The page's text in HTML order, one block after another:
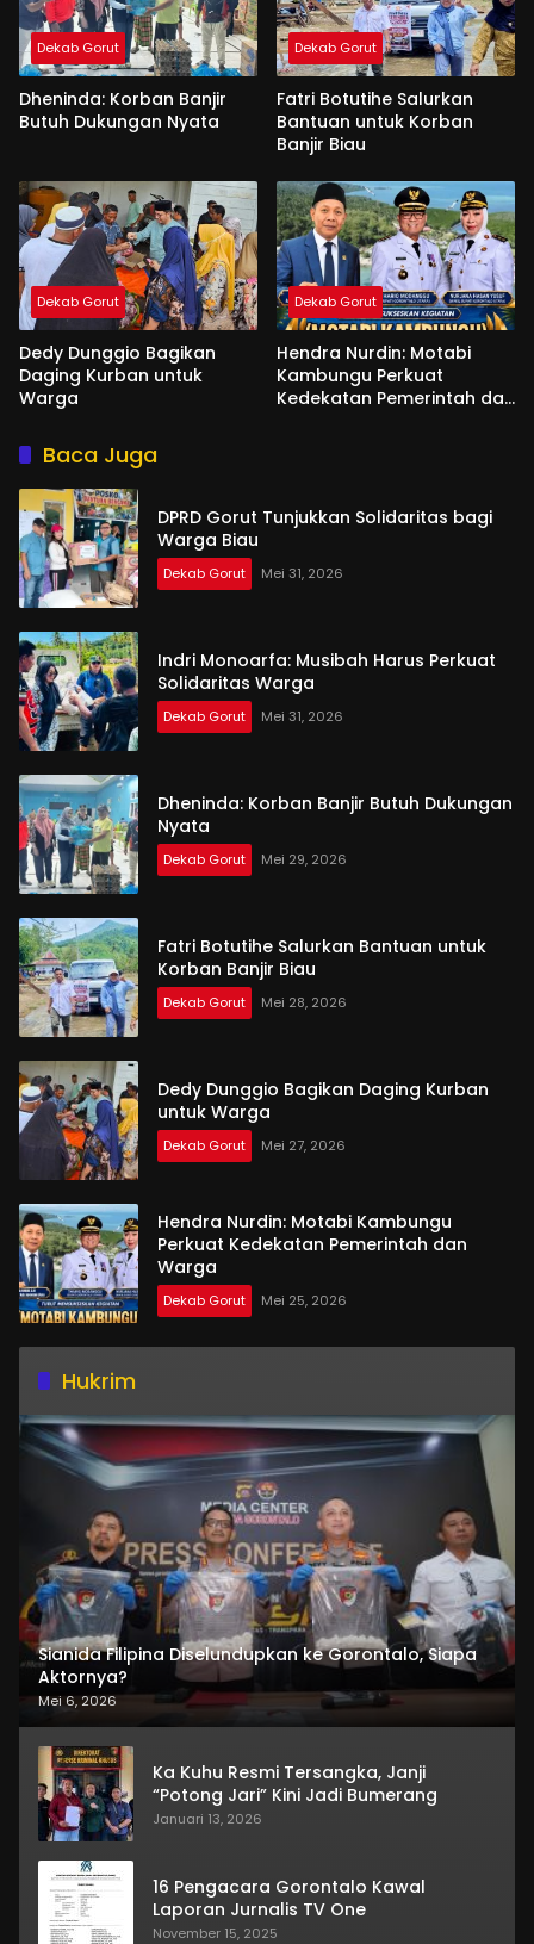
Dekab Gorut
Dheninda: Korban Banjir
Butuh Dukungan Nyata
Dekab Gorut
Fatri Botutihe Salurkan
Bantuan untuk Korban
Banjir Biau
Dekab Gorut
Dedy Dunggio Bagikan
Daging Kurban untuk
Warga
Dekab Gorut
Hendra Nurdin: Motabi
Kambungu Perkuat
Kedekatan Pemerintah dan
Baca Juga
DPRD Gorut Tunjukkan Solidaritas bagi
Warga Biau
Dekab Gorut Mei 31, 2026
Indri Monoarfa: Musibah Harus Perkuat
Solidaritas Warga
Dekab Gorut Mei 31, 2026
Dheninda: Korban Banjir Butuh Dukungan
Nyata
Dekab Gorut Mei 29, 2026
Fatri Botutihe Salurkan Bantuan untuk
Korban Banjir Biau
Dekab Gorut Mei 28, 2026
Dedy Dunggio Bagikan Daging Kurban
untuk Warga
Dekab Gorut Mei 27, 2026
Hendra Nurdin: Motabi Kambungu
Perkuat Kedekatan Pemerintah dan
Warga
Dekab Gorut Mei 25, 2026
Hukrim
Sianida Filipina Diselundupkan ke Gorontalo, Siapa
Aktornya?
Mei 6, 2026
Ka Kuhu Resmi Tersangka, Janji
“Potong Jari” Kini Jadi Bumerang
Januari 13, 2026
16 Pengacara Gorontalo Kawal
Laporan Jurnalis TV One
November 15, 2025